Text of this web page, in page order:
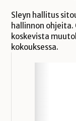
Sleyn hallitus
hallinnon
koskevista
kokouksessa.